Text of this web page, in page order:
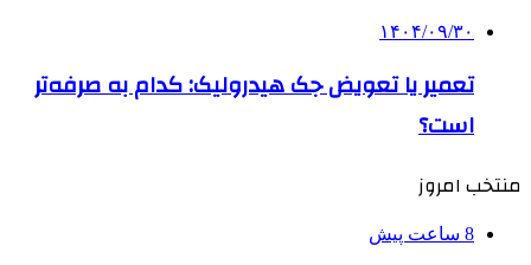
۱۴۰۴/۰۹/۳۰
تعمیر یا تعویض جک هیدرولیک: کدام به صرفه‌تر
است؟
منتخب امروز
8 ساعت پیش